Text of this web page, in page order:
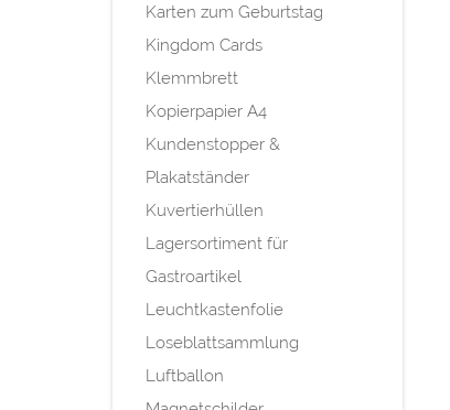
Karten zum Geburtstag
Kingdom Cards
Klemmbrett
Kopierpapier A4
Kundenstopper &
Plakatständer
Kuvertierhüllen
Lagersortiment für
Gastroartikel
Leuchtkastenfolie
Loseblattsammlung
Luftballon